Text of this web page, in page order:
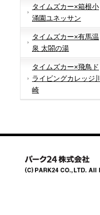
タイムズカー×箱根小
涌園ユネッサン
タイムズカー×有馬温
泉 太閤の湯
タイムズカー×飛鳥ド
ライビングカレッジ川
崎